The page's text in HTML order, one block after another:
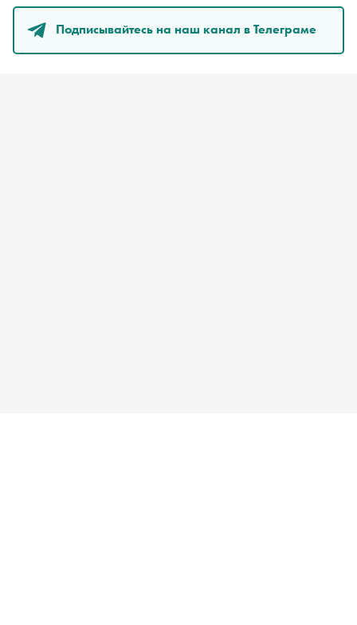
Подписывайтесь на наш канал в Телеграме